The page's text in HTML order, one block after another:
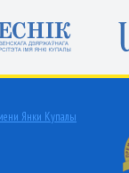
Янки Купалы